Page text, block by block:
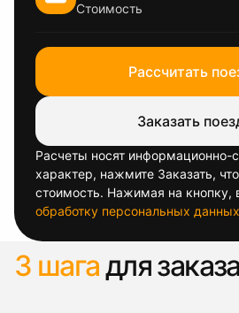
Стоимость
Рассчитать
Заказать
Расчеты носят информационно-
характер, нажмите Заказать,
стоимость. Нажимая на кнопку,
обработку персональных данных
3 шагадля